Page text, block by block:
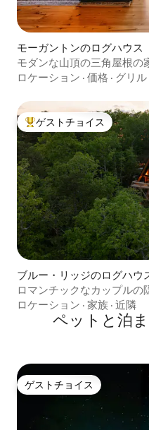
モーガントンのログハウス
モダンな山頂の三角屋根の
ロケーション · 価格 · グリル
大好評のゲストチョイスで
ゲストチョイス
ブルー・リッジのログハウ
ロマンチックなカップル
ー。
ロケーション · 家族 · 近隣
ペットと泊
ゲストチョイス
ゲストチョイス